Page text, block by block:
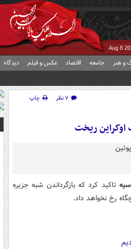
Aug 8
و هنر جامعه اقتصاد عکس و فیلم دیدگاه
۷ نظر
چاپ
ریخت
تاکید کرد که بازگرداندن شبه جزیره
رخ نخواهد داد.